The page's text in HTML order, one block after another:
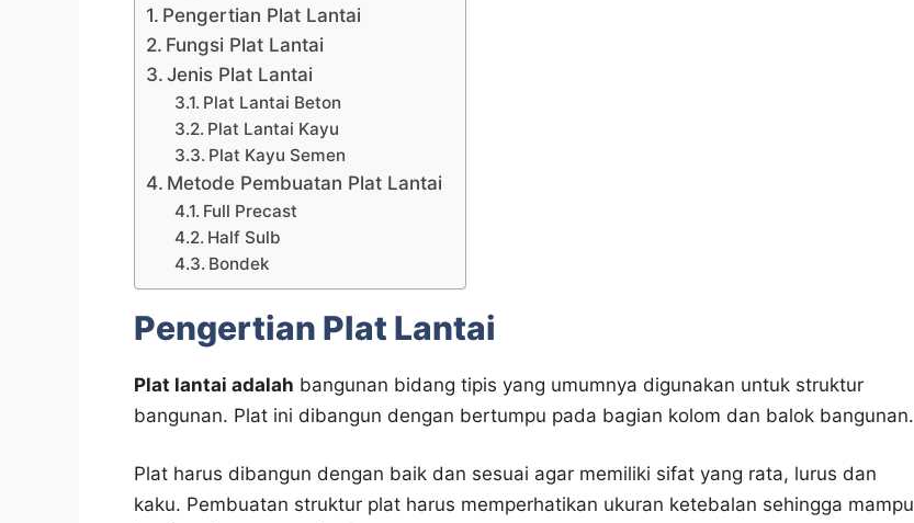
Pengertian Plat Lantai
Fungsi Plat Lantai
Jenis Plat Lantai
Plat Lantai Beton
Plat Lantai Kayu
Plat Kayu Semen
Metode Pembuatan Plat Lantai
Full Precast
Half Sulb
Bondek
Pengertian Plat Lantai
Plat lantai adalah bangunan bidang tipis yang umumnya digunakan untuk struktur
bangunan. Plat ini dibangun dengan bertumpu pada bagian kolom dan balok bangunan.
Plat harus dibangun dengan baik dan sesuai agar memiliki sifat yang rata, lurus dan
kaku. Pembuatan struktur plat harus memperhatikan ukuran ketebalan sehingga mampu